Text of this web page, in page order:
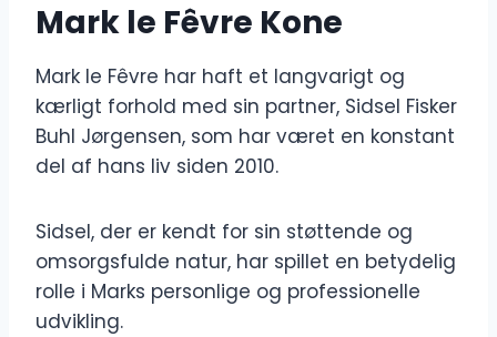
Mark le Fêvre Kone
Mark le Fêvre har haft et langvarigt og
kærligt forhold med sin partner, Sidsel Fisker
Buhl Jørgensen, som har været en konstant
del af hans liv siden 2010.
Sidsel, der er kendt for sin støttende og
omsorgsfulde natur, har spillet en betydelig
rolle i Marks personlige og professionelle
udvikling.